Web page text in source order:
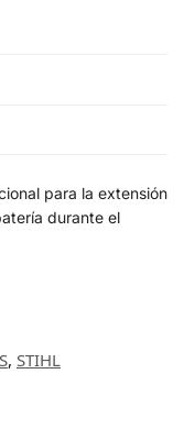
para la extensión
durante el
, STIHL